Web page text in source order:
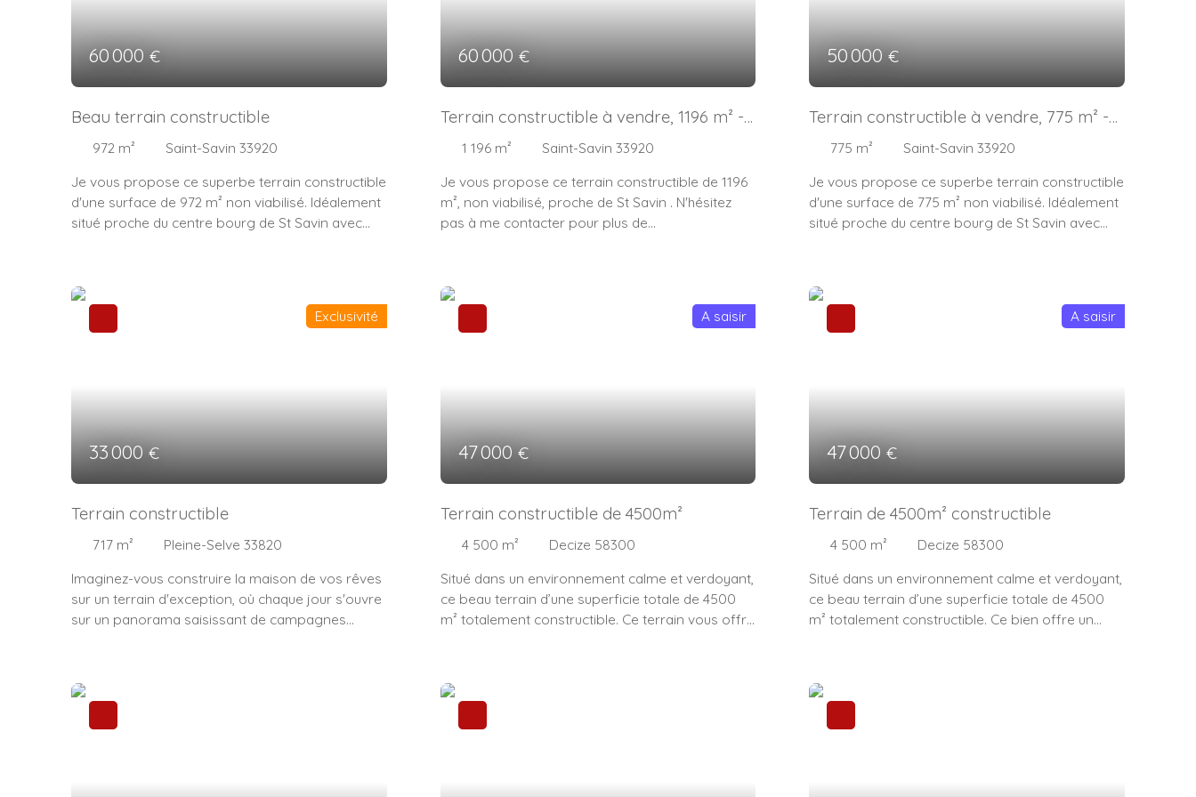
60 000€
Beau terrain constructible
972 m²
Saint-Savin 33920
Je vous propose ce superbe terrain constructible
d'une surface de 972 m² non viabilisé. Idéalement
situé proche du centre bourg de St Savin avec
les risques liés à ce bien est exposé sont
disponibles sur le site Géorisques : www.
georisques. gouv. fr"
60 000€
Terrain constructible à vendre, 1196 m² -
Saint-Savin 33920
1 196 m²
Saint-Savin 33920
Je vous propose ce terrain constructible de 1196
m², non viabilisé, proche de St Savin . N'hésitez
pas à me contacter pour plus de
sur le site Géorisques : www. georisques. gouv. fr"
50 000€
Terrain constructible à vendre, 775 m² -
Saint-Savin 33920
775 m²
Saint-Savin 33920
Je vous propose ce superbe terrain constructible
d'une surface de 775 m² non viabilisé. Idéalement
situé proche du centre bourg de St Savin avec
les risques liés à ce bien est exposé sont
disponibles sur le site Géorisques : www.
georisques. gouv. fr"
33 000€
Exclusivité
Terrain constructible
717 m²
Pleine-Selve 33820
Imaginez-vous construire la maison de vos rêves
sur un terrain d'exception, où chaque jour s'ouvre
sur un panorama saisissant de campagnes
vierge pour donner vie à votre projet
architectural, tout en profitant d'une vue
imprenable et d'une atmosphère sereine. Ce
47 000€
A saisir
Terrain constructible de 4500m²
4 500 m²
Decize 58300
Situé dans un environnement calme et verdoyant,
ce beau terrain d’une superficie totale de 4500
m² totalement constructible. Ce terrain vous offre
contient également une mare. Le terrain, bien
exposé, bénéficie d’un accès facile et des
réseaux à proximité (eau, électricité).
47 000€
A saisir
Terrain de 4500m² constructible
4 500 m²
Decize 58300
Situé dans un environnement calme et verdoyant,
ce beau terrain d’une superficie totale de 4500
m² totalement constructible. Ce bien offre un
exposé, bénéficie d’un accès facile et des
réseaux à proximité (eau, électricité).
Caractéristiques : Environnement paisibleLibre de